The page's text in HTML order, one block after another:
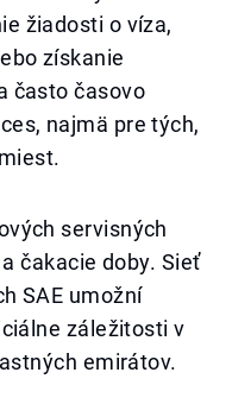
žiadosti o víza,
získanie
často časovo
najmä pre tých,
servisných
čakacie doby. Sieť
SAE umožní
záležitosti v
emirátov.